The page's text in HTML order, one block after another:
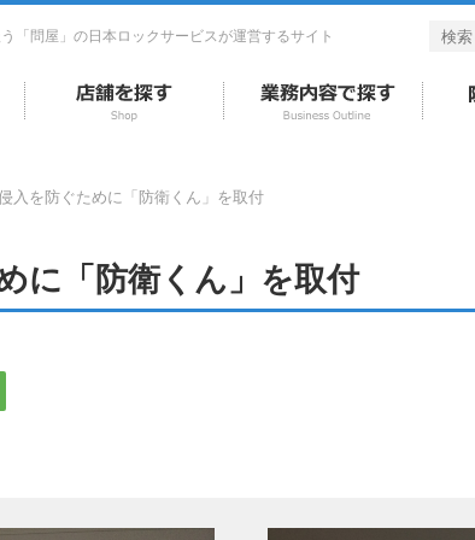
「問屋」の日本ロックサービスが運営するサイト
入を防ぐために「防衛くん」を取付
に「防衛くん」を取付